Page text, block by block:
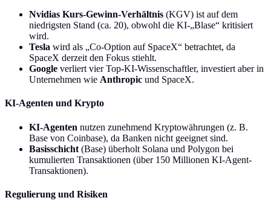
Nvidias Kurs-Gewinn-Verhältnis (KGV) ist auf dem
niedrigsten Stand (ca. 20), obwohl die KI-„Blase“ kritisiert
wird.
Tesla wird als „Co-Option auf SpaceX“ betrachtet, da
SpaceX derzeit den Fokus stiehlt.
Google verliert vier Top-KI-Wissenschaftler, investiert aber in
Unternehmen wie Anthropic und SpaceX.
KI-Agenten und Krypto
KI-Agenten nutzen zunehmend Kryptowährungen (z. B.
Base von Coinbase), da Banken nicht geeignet sind.
Basisschicht (Base) überholt Solana und Polygon bei
kumulierten Transaktionen (über 150 Millionen KI-Agent-
Transaktionen).
Regulierung und Risiken